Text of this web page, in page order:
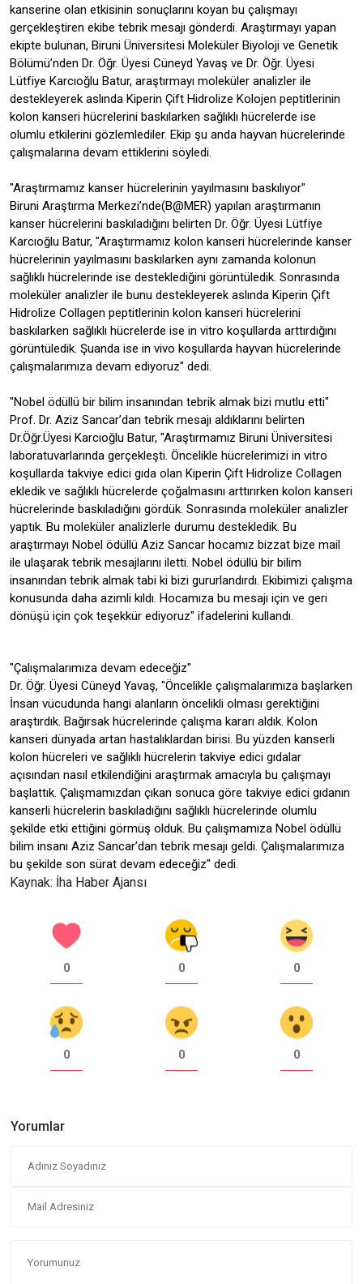
kanserine olan etkisinin sonuçlarını koyan bu çalışmayı
gerçekleştiren ekibe tebrik mesajı gönderdi. Araştırmayı yapan
ekipte bulunan, Biruni Üniversitesi Moleküler Biyoloji ve Genetik
Bölümü’nden Dr. Öğr. Üyesi Cüneyd Yavaş ve Dr. Öğr. Üyesi
Lütfiye Karcıoğlu Batur, araştırmayı moleküler analizler ile
destekleyerek aslında Kiperin Çift Hidrolize Kolojen peptitlerinin
kolon kanseri hücrelerini baskılarken sağlıklı hücrelerde ise
olumlu etkilerini gözlemlediler. Ekip şu anda hayvan hücrelerinde
çalışmalarına devam ettiklerini söyledi.
"Araştırmamız kanser hücrelerinin yayılmasını baskılıyor"
Biruni Araştırma Merkezi’nde(B@MER) yapılan araştırmanın
kanser hücrelerini baskıladığını belirten Dr. Öğr. Üyesi Lütfiye
Karcıoğlu Batur, "Araştırmamız kolon kanseri hücrelerinde kanser
hücrelerinin yayılmasını baskılarken aynı zamanda kolonun
sağlıklı hücrelerinde ise desteklediğini görüntüledik. Sonrasında
moleküler analizler ile bunu destekleyerek aslında Kiperin Çift
Hidrolize Collagen peptitlerinin kolon kanseri hücrelerini
baskılarken sağlıklı hücrelerde ise in vitro koşullarda arttırdığını
görüntüledik. Şuanda ise in vivo koşullarda hayvan hücrelerinde
çalışmalarımıza devam ediyoruz" dedi.
"Nobel ödüllü bir bilim insanından tebrik almak bizi mutlu etti"
Prof. Dr. Aziz Sancar’dan tebrik mesajı aldıklarını belirten
Dr.Öğr.Üyesi Karcıoğlu Batur, "Araştırmamız Biruni Üniversitesi
laboratuvarlarında gerçekleşti. Öncelikle hücrelerimizi in vitro
koşullarda takviye edici gıda olan Kiperin Çift Hidrolize Collagen
ekledik ve sağlıklı hücrelerde çoğalmasını arttırırken kolon kanseri
hücrelerinde baskıladığını gördük. Sonrasında moleküler analizler
yaptık. Bu moleküler analizlerle durumu destekledik. Bu
araştırmayı Nobel ödüllü Aziz Sancar hocamız bizzat bize mail
ile ulaşarak tebrik mesajlarını iletti. Nobel ödüllü bir bilim
insanından tebrik almak tabi ki bizi gururlandırdı. Ekibimizi çalışma
konusunda daha azimli kıldı. Hocamıza bu mesajı için ve geri
dönüşü için çok teşekkür ediyoruz" ifadelerini kullandı.
"Çalışmalarımıza devam edeceğiz"
Dr. Öğr. Üyesi Cüneyd Yavaş, "Öncelikle çalışmalarımıza başlarken
İnsan vücudunda hangi alanların öncelikli olması gerektiğini
araştırdık. Bağırsak hücrelerinde çalışma kararı aldık. Kolon
kanseri dünyada artan hastalıklardan birisi. Bu yüzden kanserli
kolon hücreleri ve sağlıklı hücrelerin takviye edici gıdalar
açısından nasıl etkilendiğini araştırmak amacıyla bu çalışmayı
başlattık. Çalışmamızdan çıkan sonuca göre takviye edici gıdanın
kanserli hücrelerin baskıladığını sağlıklı hücrelerinde olumlu
şekilde etki ettiğini görmüş olduk. Bu çalışmamıza Nobel ödüllü
bilim insanı Aziz Sancar’dan tebrik mesajı geldi. Çalışmalarımıza
bu şekilde son sürat devam edeceğiz" dedi.
Kaynak: İha Haber Ajansı
0 0 0
0 0 0
Yorumlar